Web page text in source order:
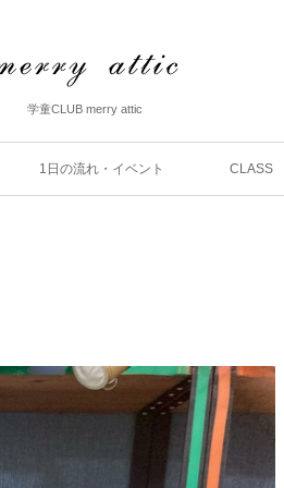
学童CLUB merry attic
1⽇の流れ・イベント CLASS